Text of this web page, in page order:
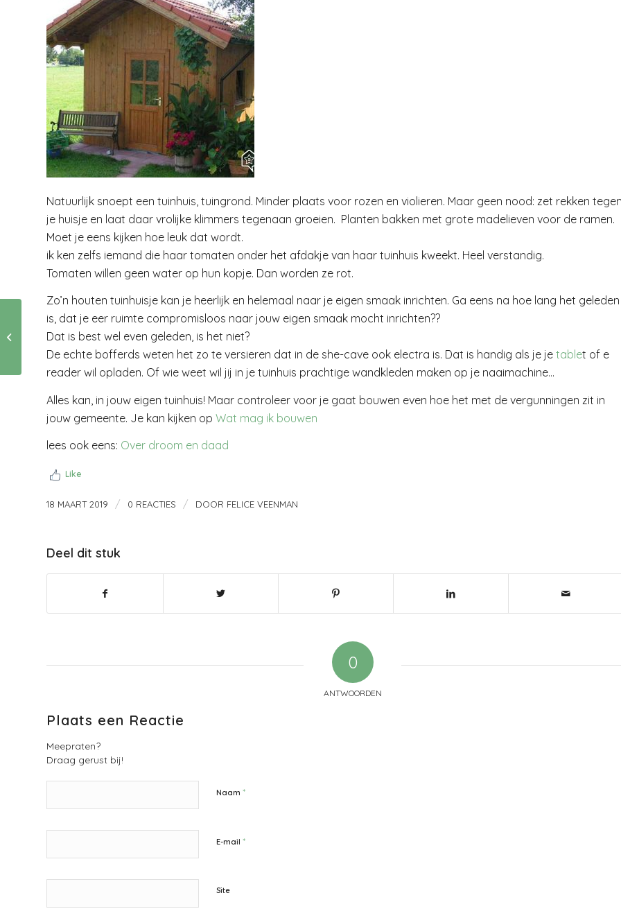
Natuurlijk snoept een tuinhuis, tuingrond. Minder plaats voor rozen en violieren. Maar geen nood: zet rekken
je huisje en laat daar vrolijke klimmers tegenaan groeien. Planten bakken met grote madelieven voor de ramen.
Moet je eens kijken hoe leuk dat wordt.
ik ken zelfs iemand die haar tomaten onder het afdakje van haar tuinhuis kweekt. Heel verstandig.
Tomaten willen geen water op hun kopje. Dan worden ze rot.
Zo’n houten tuinhuisje kan je heerlijk en helemaal naar je eigen smaak inrichten. Ga eens na hoe lang het geleden
is, dat je eer ruimte compromisloos naar jouw eigen smaak mocht inrichten??
Dat is best wel even geleden, is het niet?
De echte bofferds weten het zo te versieren dat in de she-cave ook electra is. Dat is handig als je je tablet of e
reader wil opladen. Of wie weet wil jij in je tuinhuis prachtige wandkleden maken op je naaimachine…
Alles kan, in jouw eigen tuinhuis! Maar controleer voor je gaat bouwen even hoe het met de vergunningen zit in
jouw gemeente. Je kan kijken op Wat mag ik bouwen
lees ook eens: Over droom en daad
Like
18 MAART 2019 / 0 REACTIES / DOOR FELICE VEENMAN
Deel dit stuk
0
ANTWOORDEN
Plaats een Reactie
Meepraten?
Draag gerust bij!
Naam *
E-mail *
Site
Toenemende
interesse van
iGaming branche in
België